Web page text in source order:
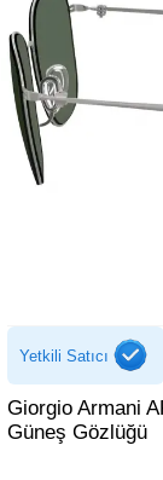
Yetkili Satıcı
Giorgio Armani
Güneş Gözlüğü